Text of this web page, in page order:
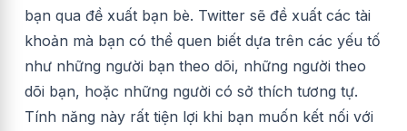
bạn qua đề xuất bạn bè. Twitter sẽ đề xuất các tài
khoản mà bạn có thể quen biết dựa trên các yếu tố
như những người bạn theo dõi, những người theo
dõi bạn, hoặc những người có sở thích tương tự.
Tính năng này rất tiện lợi khi bạn muốn kết nối với